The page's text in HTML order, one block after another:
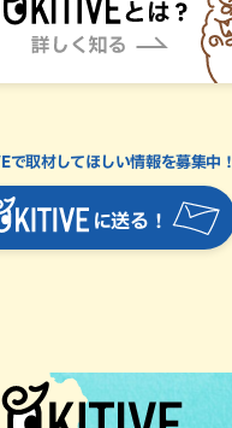
に送る！
で取材してほしい情報を募集中！